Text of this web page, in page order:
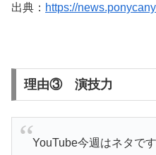
出典： https://
理由③ 演技力
YouTube今週はネタで